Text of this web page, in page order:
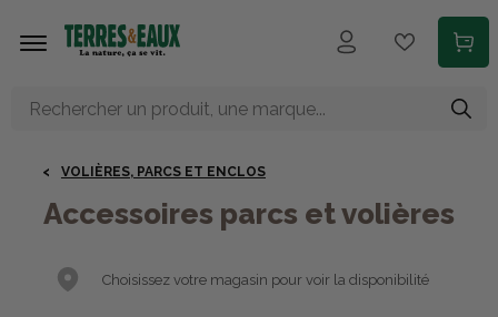
VOLIÈRES, PARCS ET ENCLOS
Accessoires parcs et volières
Choisissez votre magasin pour voir la disponibilité